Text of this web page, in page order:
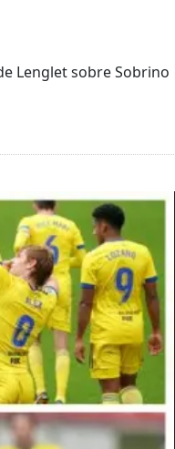
Lenglet sobre Sobrino